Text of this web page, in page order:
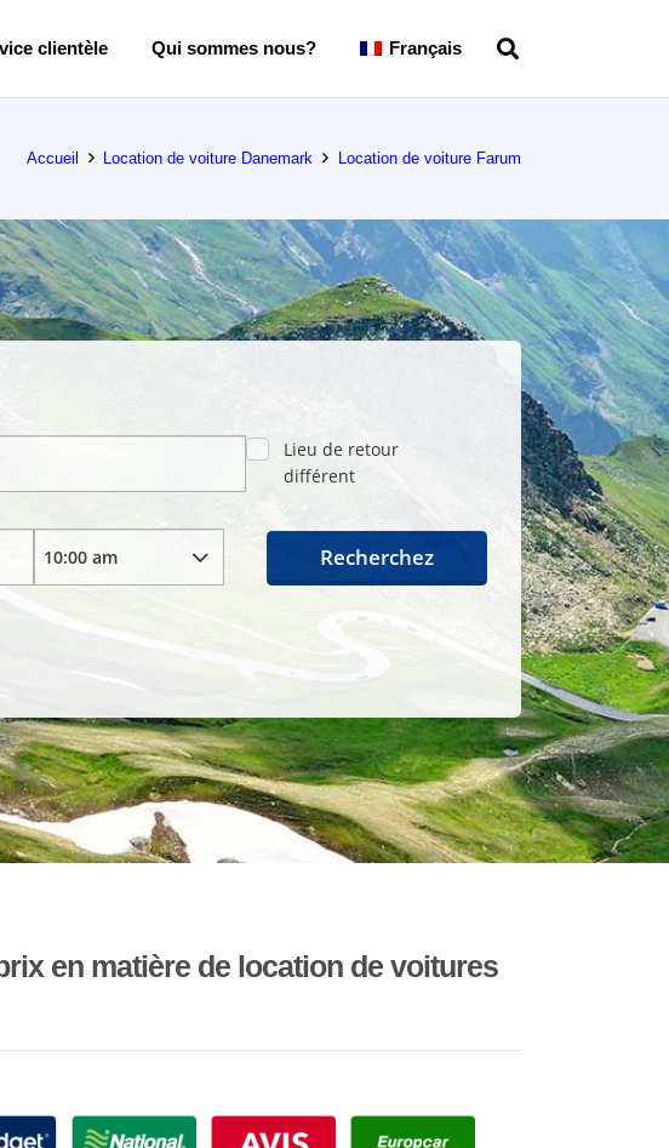
clientèle Qui sommes nous? Français
Accueil Location de voiture Danemark Location de voiture Farum
Lieu de retour
différent
Recherchez
en matière de location de voitures